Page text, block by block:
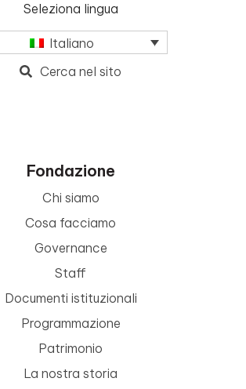
Seleziona lingua
Italiano
Cerca nel sito
Fondazione
Chi siamo
Cosa facciamo
Governance
Staff
Documenti istituzionali
Programmazione
Patrimonio
La nostra storia